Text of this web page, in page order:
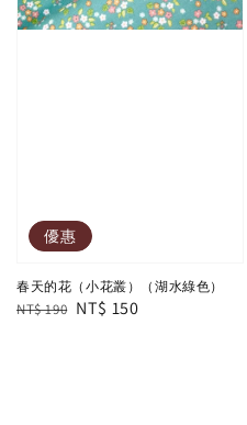
優惠
春天的花（小花叢）（湖水綠色）
Regular
NT$ 190 Sale
NT$ 150